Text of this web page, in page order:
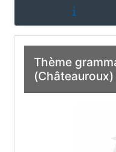
Thème
(Châteauroux)